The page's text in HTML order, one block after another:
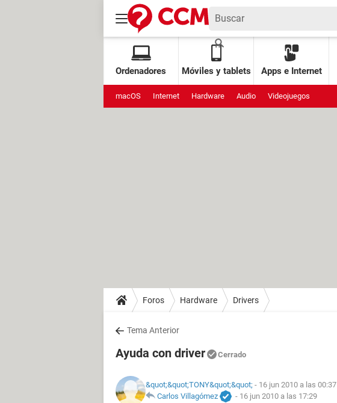
Ordenadores Móviles y tablets Apps e Internet
macOS Internet Hardware Audio Videojuegos
Foros Hardware Drivers
Tema Anterior
Ayuda con driver Cerrado
&quot;&quot;TONY&quot;&quot; - 16 jun 2010 a las 00:37
Carlos Villagómez
- 16 jun 2010 a las 17:29